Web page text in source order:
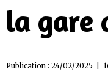
la gare
Publication : 24/02/2025 |